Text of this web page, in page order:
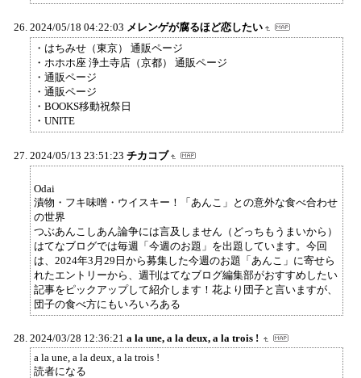
2024/05/18 04:22:03 メレンゲが腐るほど恋したい
・はちみせ（東京） 通販ページ
・ホホホ座 浄土寺店（京都） 通販ページ
・通販ページ
・通販ページ
・BOOKS移動祝祭日
・UNITE
2024/05/13 23:51:23 チカコブ
Odai
漬物・フキ味噌・ウイスキー！「あんこ」との意外な食べ合わせ
の世界
つぶあんこしあん論争には言及しません（どっちもうまいから）
はてなブログでは毎週「今週のお題」を出題しています。今回
は、2024年3月29日から募集した今週のお題「あんこ」に寄せら
れたエントリーから、週刊はてなブログ編集部がおすすめしたい
記事をピックアップして紹介します！花より団子と言いますが、
団子の食べ方にもいろいろある
2024/03/28 12:36:21 a la une, a la deux, a la trois !
a la une, a la deux, a la trois !
読者になる